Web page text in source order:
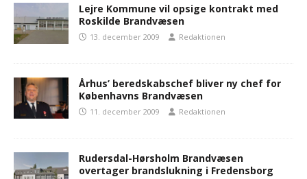
Lejre Kommune vil opsige kontrakt med
Roskilde Brandvæsen
13. december 2009 Redaktionen
Århus’ beredskabschef bliver ny chef for
Københavns Brandvæsen
11. december 2009 Redaktionen
Rudersdal-Hørsholm Brandvæsen
overtager brandslukning i Fredensborg